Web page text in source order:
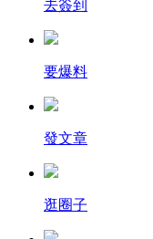
去簽到
要爆料
發文章
逛圈子